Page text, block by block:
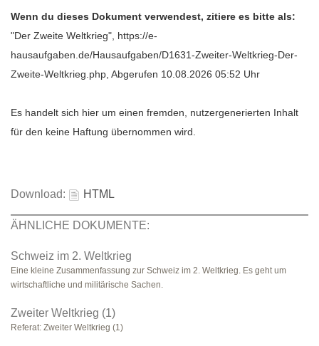
Wenn du dieses Dokument verwendest, zitiere es bitte als:
"Der Zweite Weltkrieg", https://e-
hausaufgaben.de/Hausaufgaben/D1631-Zweiter-Weltkrieg-Der-
Zweite-Weltkrieg.php, Abgerufen 10.08.2026 05:52 Uhr
Es handelt sich hier um einen fremden, nutzergenerierten Inhalt
für den keine Haftung übernommen wird.
Download: HTML
ÄHNLICHE DOKUMENTE:
Schweiz im 2. Weltkrieg
Eine kleine Zusammenfassung zur Schweiz im 2. Weltkrieg. Es geht um
wirtschaftliche und militärische Sachen.
Zweiter Weltkrieg (1)
Referat: Zweiter Weltkrieg (1)